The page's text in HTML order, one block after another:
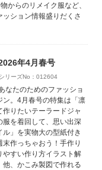
からのリメイク服など、
ション情報盛りだくさ
年4月春号
リーズNo：012604
なたのためのファッショ
ン。4月春号の特集は「凛
作りたいテーラードジャ
服を着回して、思い出深
」を実物大の型紙付き
作っちゃおう！手作り
やすい作り方イラスト解
、かこみ製図で作れる